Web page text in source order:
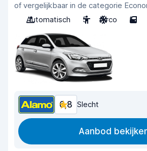
of vergelijkbaar in de categorie
Automatisch
5 Airco 5
6,8 Slecht
Aanbod